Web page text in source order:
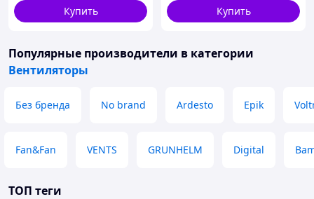
Купить Купить
Популярные производители в категории
Вентиляторы
Без бренда No brand Ardesto Epik
Fan&Fan VENTS GRUNHELM Digital
ТОП теги